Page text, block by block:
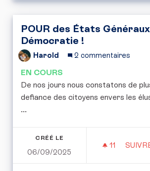
POUR des États
Démocratie !
Harold 2 commentaires
EN COURS
De nos jours nous constatons de
defiance des citoyens envers les
...
CRÉÉ LE
06/09/2025
11 11